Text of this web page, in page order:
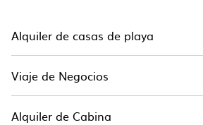
Alquiler de casas de playa
Viaje de Negocios
Alquiler de Cabina